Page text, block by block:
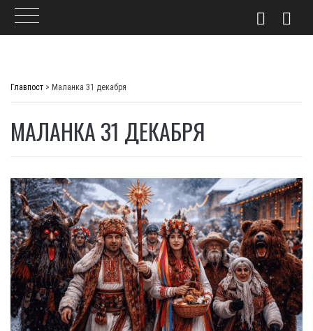
Главпост > Маланка 31 декабря
МАЛАНКА 31 ДЕКАБРЯ